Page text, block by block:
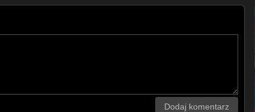
Dodaj komentarz